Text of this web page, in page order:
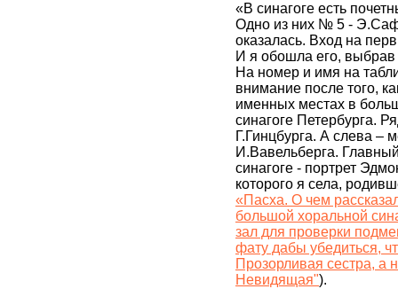
«В синагоге есть
Одно из них № 5 -
оказалась. Вход на
И я обошла его, выбрав
На номер и имя на
внимание после того,
именных местах в
синагоге Петербурга.
Г.Гинцбурга. А слева –
И.Вавельберга.
синагоге - портрет
которого я села,
«Пасха. О чем
большой хоральной
зал для проверки
фату дабы убедиться,
Прозорливая сестра, а
Невидящая").